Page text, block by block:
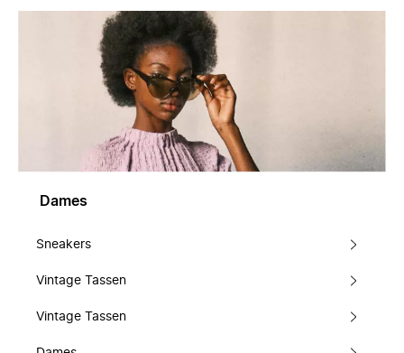
Dames
Sneakers
Vintage Tassen
Vintage Tassen